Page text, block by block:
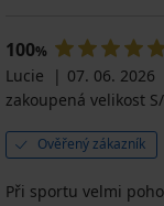
100%
Lucie
07. 06. 2026
zakoupená velikost
Ověřený zákazník
Při sportu velmi